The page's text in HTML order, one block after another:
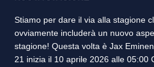
Stiamo per dare il via alla stagione
ovviamente includerà un nuovo
stagione! Questa volta è Jax
21 inizia il 10 aprile 2026 alle 05:00